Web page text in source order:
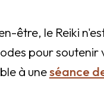
être, le Reiki
pour
à uneséance